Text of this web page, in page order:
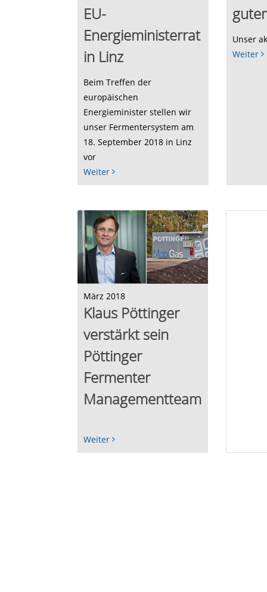
EU-
Energieministerrat
in Linz
Beim Treffen der
europäischen
Energieminister stellen wir
unser Fermentersystem am
18. September 2018 in Linz
vor
Weiter
Unser
Weiter
März 2018
Klaus Pöttinger
verstärkt sein
Pöttinger
Fermenter
Managementteam
Weiter